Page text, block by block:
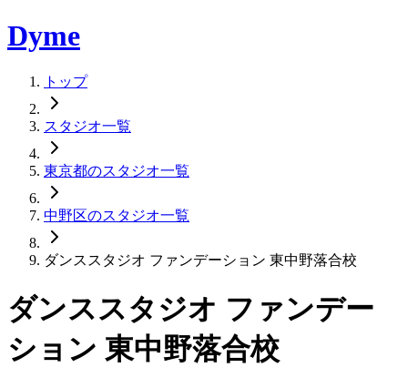
Dyme
トップ
スタジオ一覧
東京都のスタジオ一覧
中野区のスタジオ一覧
ダンススタジオ ファンデーション 東中野落合校
ダンススタジオ ファンデー
ション 東中野落合校